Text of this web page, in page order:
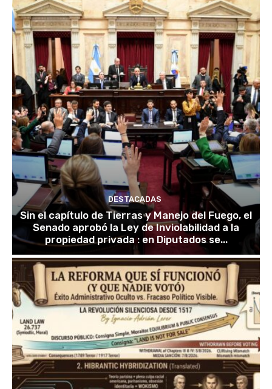
DESTACADAS
Sin el capítulo de Tierras y Manejo del Fuego, el
Senado aprobó la Ley de Inviolabilidad a la
propiedad privada : en Diputados se...